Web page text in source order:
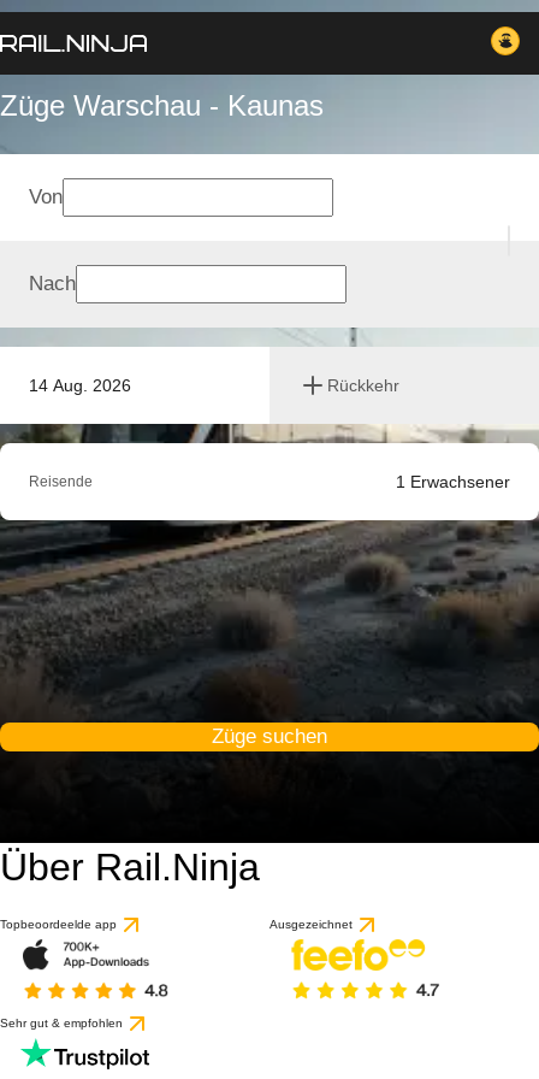
Züge Warschau - Kaunas
14 Aug. 2026 Rückkehr
Von
Nach
Reisende 1 Erwachsener
Züge suchen
Über Rail.Ninja
Topbeoordeelde app Ausgezeichnet
Sehr gut & empfohlen